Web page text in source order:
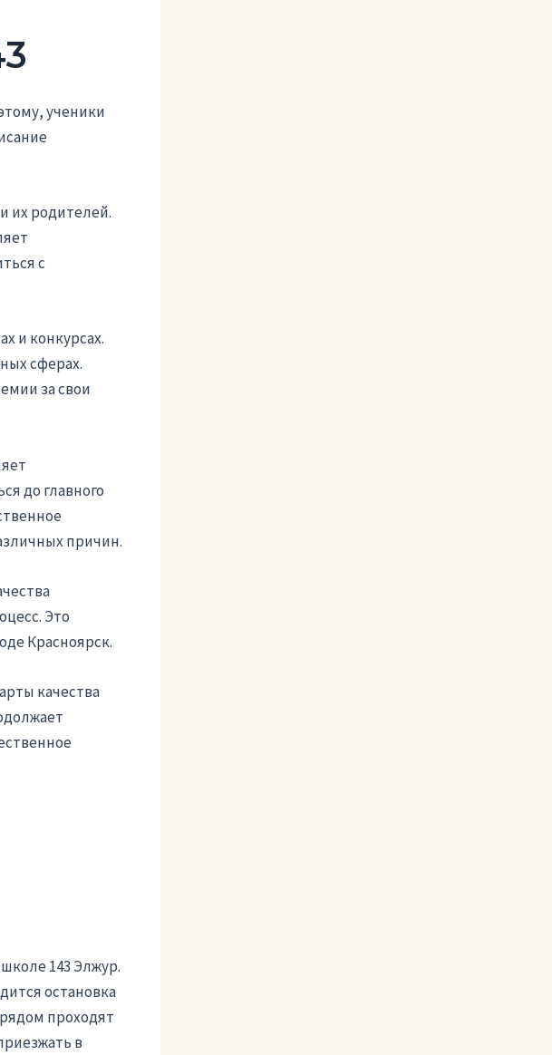
ученики
их родителей.
с
и конкурсах.
сферах.
за свои
до главного
причин.
Это
Красноярск.
качества
143 Элжур.
остановка
проходят
в